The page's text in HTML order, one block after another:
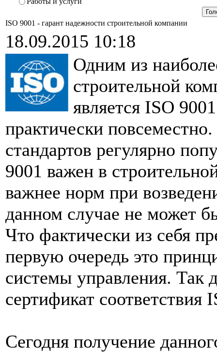
ISO 9001 - гарант надежности строительной компании
18.09.2015 10:18
Одним из
строительной
является ISO
практически
стандартов регулярно
9001 важен в
важнее норм при
данном случае не может
Что фактически из себя
первую очередь это
системы управления. Так
сертификат соответствия
Сегодня получение